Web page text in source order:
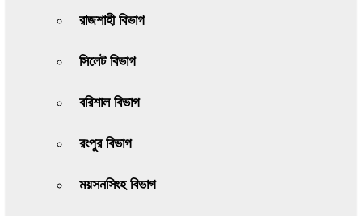
রাজশাহী বিভাগ
সিলেট বিভাগ
বরিশাল বিভাগ
রংপুর বিভাগ
ময়সনসিংহ বিভাগ